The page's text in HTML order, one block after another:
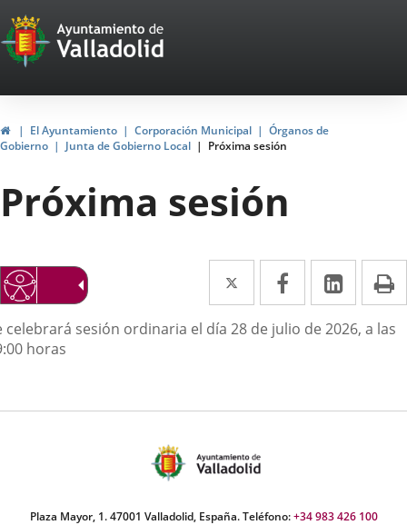
Portal
Web
del
Ayuntamiento
de
Valladolid
HomeEl Ayuntamiento Corporación Municipal
Órganos de
Gobierno
Junta de Gobierno Local Próxima sesión
Próxima sesión
Twitter
Enlace
a
una
Facebook
Enlace
a
una
Enlace
a
una
celebrará sesión ordinaria el día 28 de julio de 2026, a las
horas
Plaza Mayor, 1. 47001 Valladolid, España. Teléfono:+34 983 426 100